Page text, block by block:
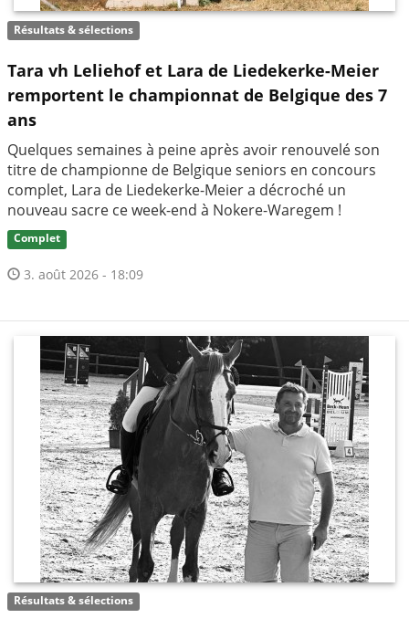
Résultats & sélections
Tara vh Leliehof et Lara de Liedekerke-Meier
remportent le championnat de Belgique des 7
ans
Quelques semaines à peine après avoir renouvelé son
titre de championne de Belgique seniors en concours
complet, Lara de Liedekerke-Meier a décroché un
nouveau sacre ce week-end à Nokere-Waregem !
Complet
3. août 2026 - 18:09
Résultats & sélections